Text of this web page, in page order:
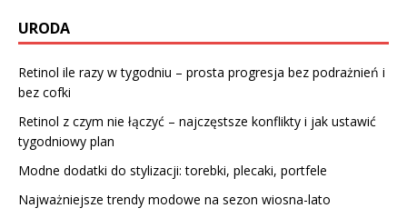
URODA
Retinol ile razy w tygodniu – prosta progresja bez podrażnień i
bez cofki
Retinol z czym nie łączyć – najczęstsze konflikty i jak ustawić
tygodniowy plan
Modne dodatki do stylizacji: torebki, plecaki, portfele
Najważniejsze trendy modowe na sezon wiosna-lato